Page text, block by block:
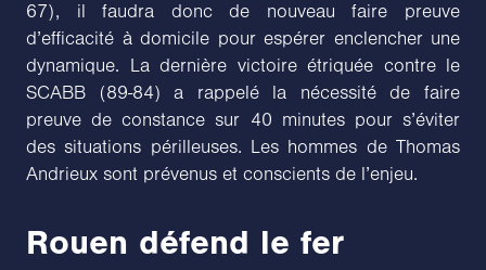
67), il faudra donc de nouveau faire preuve
d’efficacité à domicile pour espérer enclencher une
dynamique. La dernière victoire étriquée contre le
SCABB (89-84) a rappelé la nécessité de faire
preuve de constance sur 40 minutes pour s’éviter
des situations périlleuses. Les hommes de Thomas
Andrieux sont prévenus et conscients de l’enjeu.
Rouen défend le fer